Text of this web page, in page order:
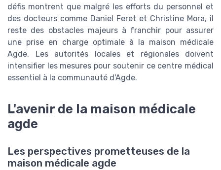
défis montrent que malgré les efforts du personnel et
des docteurs comme Daniel Feret et Christine Mora, il
reste des obstacles majeurs à franchir pour assurer
une prise en charge optimale à la maison médicale
Agde. Les autorités locales et régionales doivent
intensifier les mesures pour soutenir ce centre médical
essentiel à la communauté d'Agde.
L'avenir de la maison médicale
agde
Les perspectives prometteuses de la
maison médicale agde